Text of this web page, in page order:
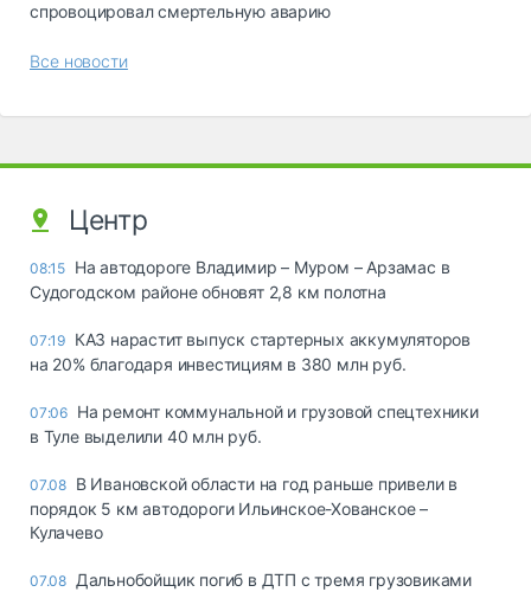
спровоцировал смертельную аварию
Все новости
Центр
08:15 На автодороге Владимир – Муром – Арзамас в
Судогодском районе обновят 2,8 км полотна
07:19 КАЗ нарастит выпуск стартерных аккумуляторов
на 20% благодаря инвестициям в 380 млн руб.
07:06 На ремонт коммунальной и грузовой спецтехники
в Туле выделили 40 млн руб.
07.08 В Ивановской области на год раньше привели в
порядок 5 км автодороги Ильинское-Хованское –
Кулачево
07.08 Дальнобойщик погиб в ДТП с тремя грузовиками